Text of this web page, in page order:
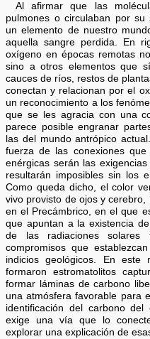
Al afirmar que las
pulmones o circulaban por
un elemento de nuestro
aquella sangre perdida. En
oxígeno en épocas remotas
sino a otros elementos que
cauces de ríos, restos de
conectan y relacionan por el
un reconocimiento a los
que se les agracia con una
parece posible engranar
las del mundo antrópico
fuerza de las conexiones
enérgicas serán las
resultarán imposibles sin los
Como queda dicho, el color
vivo provisto de ojos y
en el Precámbrico, en el que
que apuntan a la existencia
de las radiaciones
compromisos que
indicios geológicos. En este
formaron estromatolitos
formar láminas de carbono
una atmósfera favorable para
identificación del carbono
exige una vía que lo
explorar una explicación de